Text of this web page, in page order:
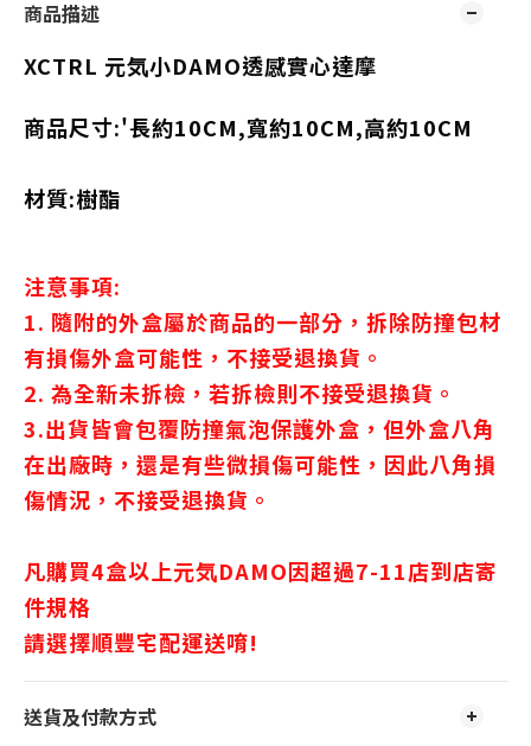
商品描述
XCTRL 元気小DAMO透感實心達摩
商品尺寸:'長約10CM,寬約10CM,高約10CM
材質:樹酯
注意事項:
1. 隨附的外盒屬於商品的一部分，拆除防撞包材
有損傷外盒可能性，不接受退換貨。
2. 為全新未拆檢，若拆檢則不接受退換貨。
3.出貨皆會包覆防撞氣泡保護外盒，但外盒八角
在出廠時，還是有些微損傷可能性，因此八角損
傷情況，不接受退換貨。
凡購買4盒以上元気DAMO因超過7-11店到店寄
件規格
請選擇順豐宅配運送唷!
送貨及付款方式